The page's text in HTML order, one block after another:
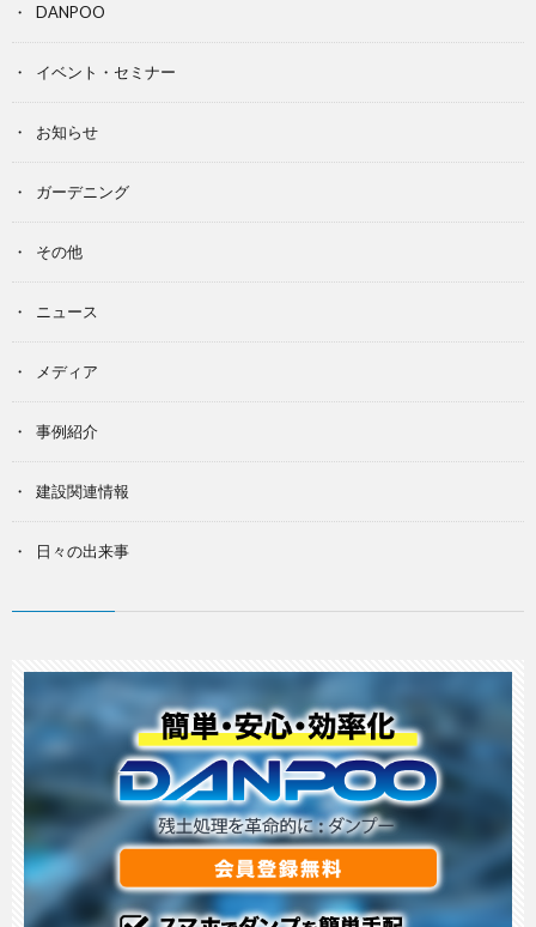
DANPOO
イベント・セミナー
お知らせ
ガーデニング
その他
ニュース
メディア
事例紹介
建設関連情報
日々の出来事